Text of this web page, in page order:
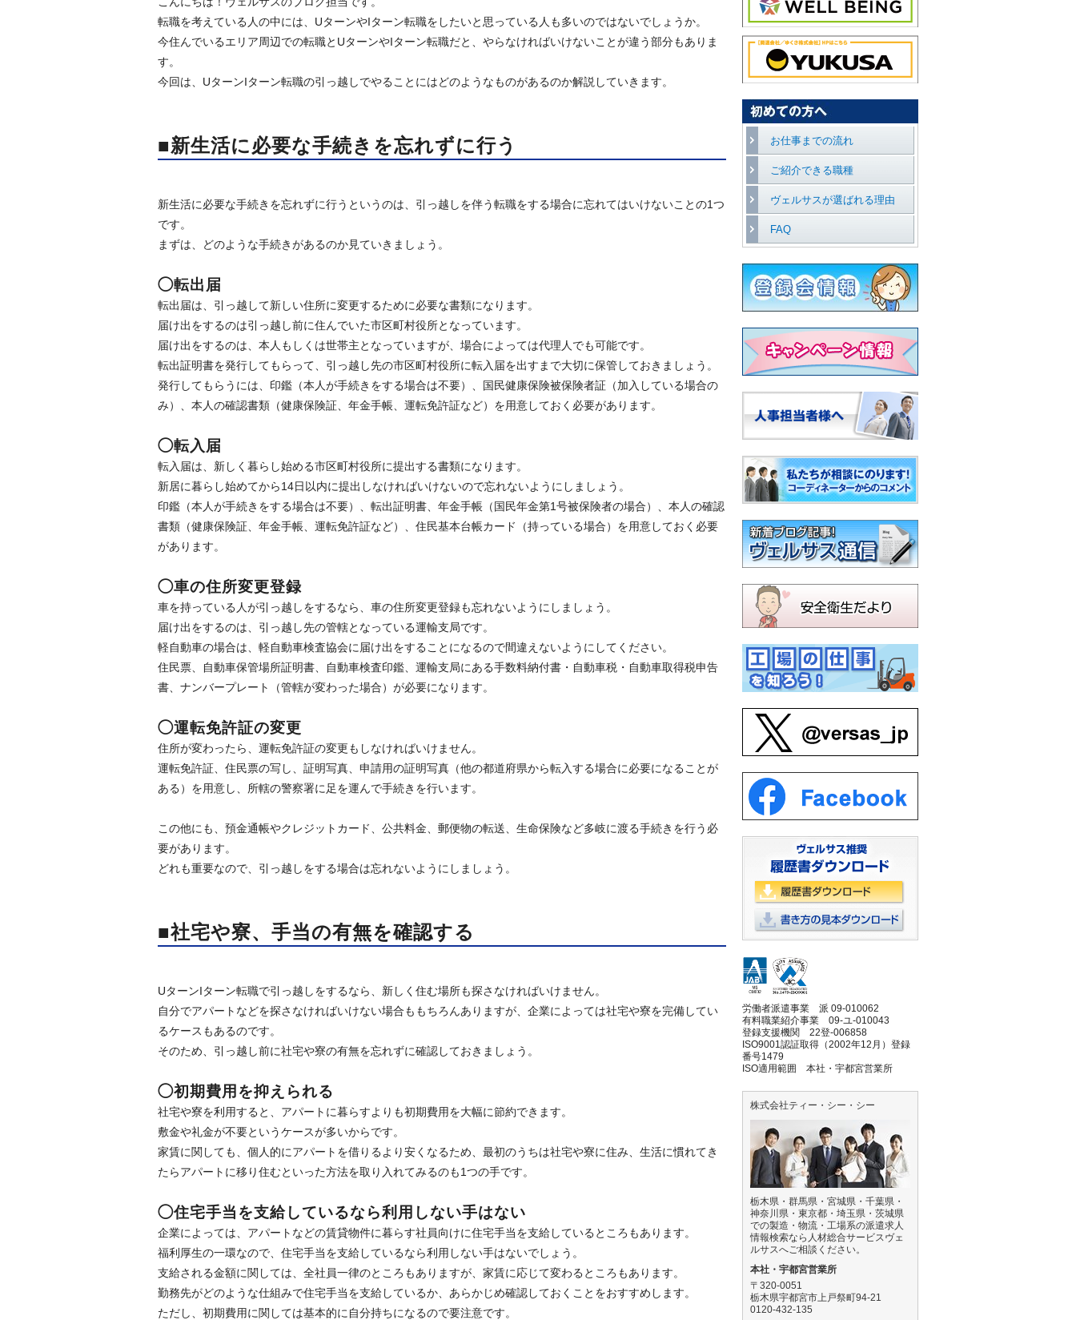
転職を考えている人の中には、UターンやIターン転職をしたいと思っている人も多いのではないでしょうか。
今住んでいるエリア周辺での転職とUターンやIターン転職だと、やらなければいけないことが違う部分もありま
す。
今回は、UターンIターン転職の引っ越しでやることにはどのようなものがあるのか解説していきます。
■新生活に必要な手続きを忘れずに行う
新生活に必要な手続きを忘れずに行うというのは、引っ越しを伴う転職をする場合に忘れてはいけないことの1つ
です。
まずは、どのような手続きがあるのか見ていきましょう。
◯転出届
転出届は、引っ越して新しい住所に変更するために必要な書類になります。
届け出をするのは引っ越し前に住んでいた市区町村役所となっています。
届け出をするのは、本人もしくは世帯主となっていますが、場合によっては代理人でも可能です。
転出証明書を発行してもらって、引っ越し先の市区町村役所に転入届を出すまで大切に保管しておきましょう。
発行してもらうには、印鑑（本人が手続きをする場合は不要）、国民健康保険被保険者証（加入している場合の
み）、本人の確認書類（健康保険証、年金手帳、運転免許証など）を用意しておく必要があります。
◯転入届
転入届は、新しく暮らし始める市区町村役所に提出する書類になります。
新居に暮らし始めてから14日以内に提出しなければいけないので忘れないようにしましょう。
印鑑（本人が手続きをする場合は不要）、転出証明書、年金手帳（国民年金第1号被保険者の場合）、本人の確認
書類（健康保険証、年金手帳、運転免許証など）、住民基本台帳カード（持っている場合）を用意しておく必要
があります。
◯車の住所変更登録
車を持っている人が引っ越しをするなら、車の住所変更登録も忘れないようにしましょう。
届け出をするのは、引っ越し先の管轄となっている運輸支局です。
軽自動車の場合は、軽自動車検査協会に届け出をすることになるので間違えないようにしてください。
住民票、自動車保管場所証明書、自動車検査印鑑、運輸支局にある手数料納付書・自動車税・自動車取得税申告
書、ナンバープレート（管轄が変わった場合）が必要になります。
◯運転免許証の変更
住所が変わったら、運転免許証の変更もしなければいけません。
運転免許証、住民票の写し、証明写真、申請用の証明写真（他の都道府県から転入する場合に必要になることが
ある）を用意し、所轄の警察署に足を運んで手続きを行います。
この他にも、預金通帳やクレジットカード、公共料金、郵便物の転送、生命保険など多岐に渡る手続きを行う必
要があります。
どれも重要なので、引っ越しをする場合は忘れないようにしましょう。
■社宅や寮、手当の有無を確認する
UターンIターン転職で引っ越しをするなら、新しく住む場所も探さなければいけません。
自分でアパートなどを探さなければいけない場合ももちろんありますが、企業によっては社宅や寮を完備してい
るケースもあるのです。
そのため、引っ越し前に社宅や寮の有無を忘れずに確認しておきましょう。
◯初期費用を抑えられる
社宅や寮を利用すると、アパートに暮らすよりも初期費用を大幅に節約できます。
敷金や礼金が不要というケースが多いからです。
家賃に関しても、個人的にアパートを借りるより安くなるため、最初のうちは社宅や寮に住み、生活に慣れてき
たらアパートに移り住むといった方法を取り入れてみるのも1つの手です。
◯住宅手当を支給しているなら利用しない手はない
企業によっては、アパートなどの賃貸物件に暮らす社員向けに住宅手当を支給しているところもあります。
福利厚生の一環なので、住宅手当を支給しているなら利用しない手はないでしょう。
支給される金額に関しては、全社員一律のところもありますが、家賃に応じて変わるところもあります。
勤務先がどのような仕組みで住宅手当を支給しているか、あらかじめ確認しておくことをおすすめします。
ただし、初期費用に関しては基本的に自分持ちになるので要注意です。
お仕事までの流れ
ご紹介できる職種
ヴェルサスが選ばれる理由
FAQ
労働者派遣事業 派 09-010062
有料職業紹介事業 09-ユ-010043
登録支援機関 22登-006858
ISO9001認証取得（2002年12月）登録
番号1479
ISO適用範囲 本社・宇都宮営業所
株式会社ティー・シー・シー
栃木県・群馬県・宮城県・千葉県・
神奈川県・東京都・埼玉県・茨城県
での製造・物流・工場系の派遣求人
情報検索なら人材総合サービスヴェ
ルサスへご相談ください。
本社・宇都宮営業所
〒320-0051
栃木県宇都宮市上戸祭町94-21
0120-432-135